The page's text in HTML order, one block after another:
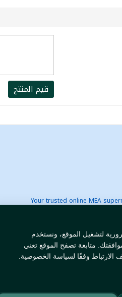
لتشغيل الموقع، ونستخدم
متابعة تصفح الموقع تعني
وفقًا لسياسة الخصوصية.
قيم المنتج
Your trusted online MEA